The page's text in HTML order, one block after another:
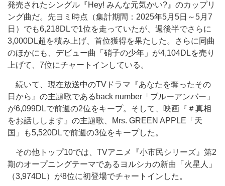
発売されたシングル『Hey! みんな元気かい?』のカップリ
ング曲だ。先ヨミ時点（集計期間：2025年5月5日～5月7
日）でも6,218DLで1位を走っていたが、週後半でさらに
3,000DL超を積み上げ、首位獲得を果たした。さらに同曲
のほかにも、デビュー曲「硝子の少年」が4,104DLを売り
上げて、7位にチャートインしている。
続いて、現在放送中のTVドラマ『あなたを奪ったその
日から』の主題歌であるback number「ブルーアンバー」
が6,099DLで前週の2位をキープ。そして、映画『＃真相
をお話しします』の主題歌、Mrs. GREEN APPLE「天
国」も5,520DLで前週の3位をキープした。
その他トップ10では、TVアニメ『小市民シリーズ』第2
期のオープニングテーマであるヨルシカの新曲「火星人」
（3,974DL）が8位に初登場でチャートインした。